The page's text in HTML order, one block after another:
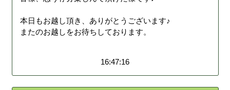
本日もお越し頂き、ありがとうございます♪
またのお越しをお待ちしております。
16:47:16